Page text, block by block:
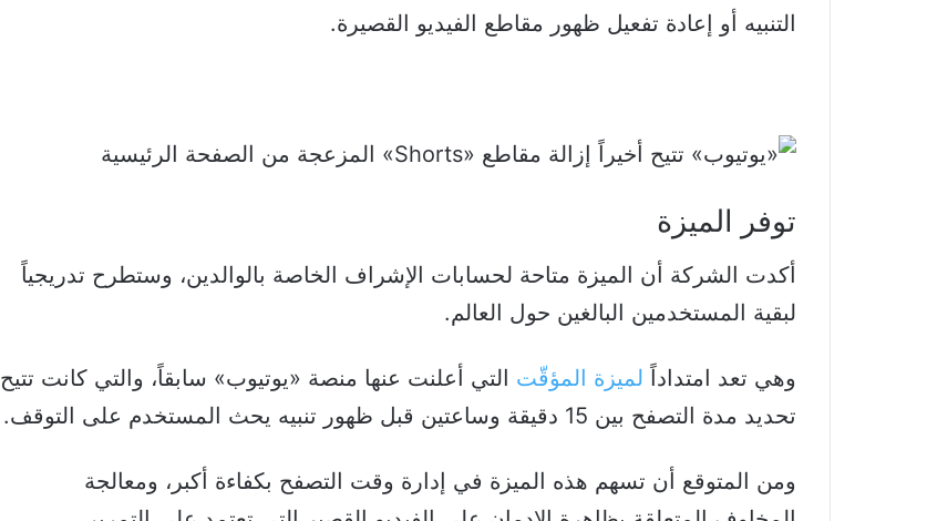
التنبيه أو إعادة تفعيل ظهور مقاطع الفيديو القصيرة.
توفر الميزة
أكدت الشركة أن الميزة متاحة لحسابات الإشراف الخاصة بالوالدين، وستطرح تدريجياً
لبقية المستخدمين البالغين حول العالم.
وهي تعد امتداداً لميزة المؤقّت التي أعلنت عنها منصة «يوتيوب» سابقاً، والتي كانت تتيح
تحديد مدة التصفح بين 15 دقيقة وساعتين قبل ظهور تنبيه يحث المستخدم على التوقف.
ومن المتوقع أن تسهم هذه الميزة في إدارة وقت التصفح بكفاءة أكبر، ومعالجة